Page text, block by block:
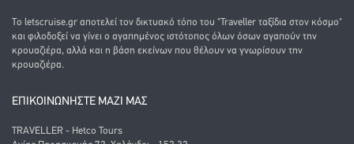
Το letscruise.gr αποτελεί τον δικτυακό τόπο του "Traveller ταξίδια στον κόσμο"
και φιλοδοξεί να γίνει ο αγαπημένος ιστότοπος όλων όσων αγαπούν την
κρουαζιέρα, αλλά και η βάση εκείνων που θέλουν να γνωρίσουν την
κρουαζιέρα.
ΕΠΙΚΟΙΝΩΝΗΣΤΕ ΜΑΖΙ ΜΑΣ
TRAVELLER - Hetco Tours